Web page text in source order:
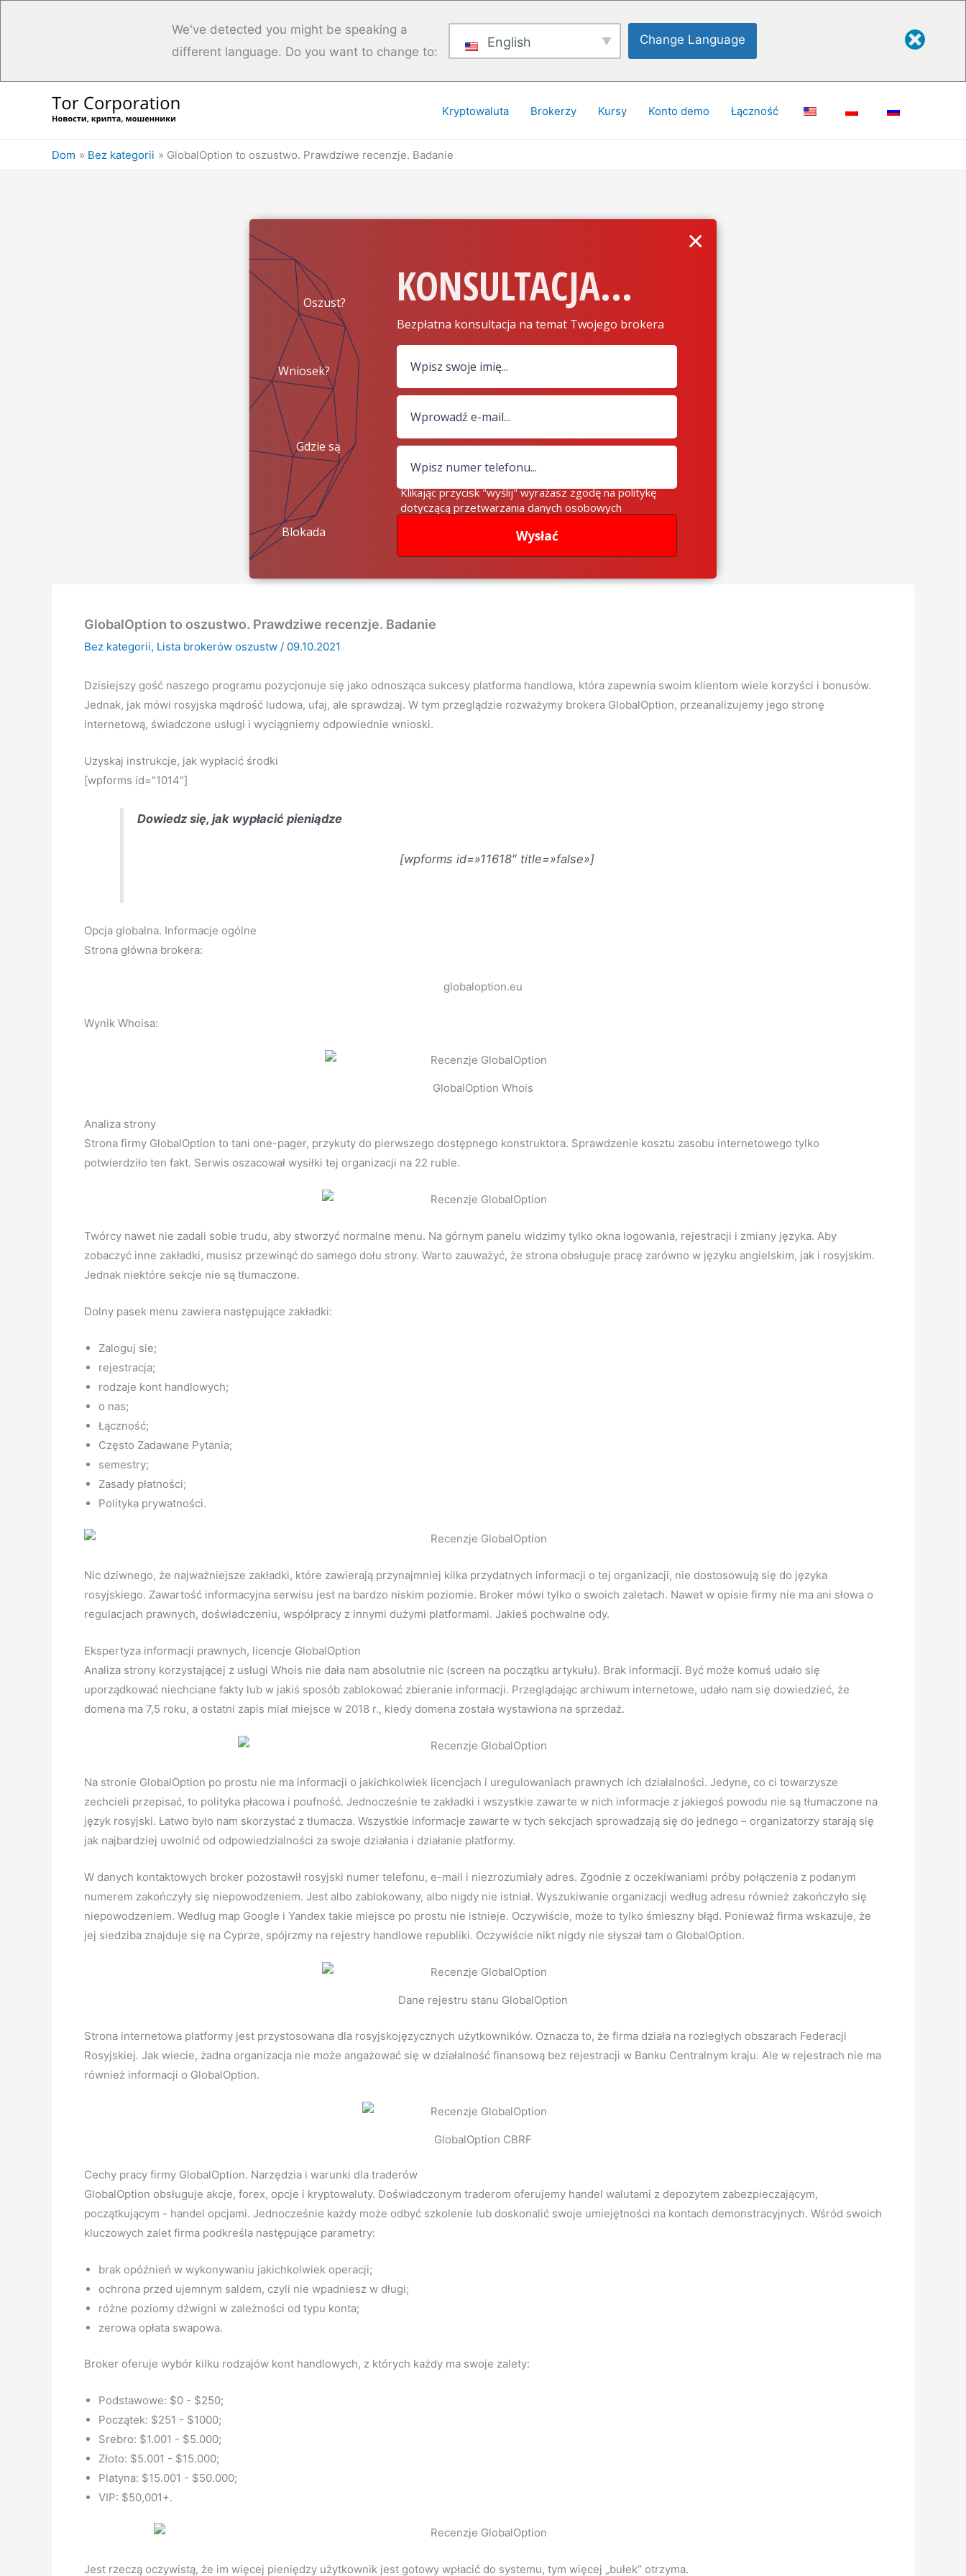
We've detected you might be speaking a
different language. Do you want to change to:
English Change Language
Kryptowaluta Brokerzy Kursy Konto demo Łączność
Dom Bez kategorii GlobalOption to oszustwo. Prawdziwe recenzje. Badanie
KONSULTACJA...
Bezpłatna konsultacja na temat Twojego brokera
Oszust?
Wniosek?
Gdzie są
pieniądze?
Blokada
Wysłać
×
Klikając przycisk "wyślij" wyrażasz zgodę na politykę
dotyczącą przetwarzania danych osobowych
GlobalOption to oszustwo. Prawdziwe recenzje. Badanie
Bez kategorii, Lista brokerów oszustw / 09.10.2021
Dzisiejszy gość naszego programu pozycjonuje się jako odnosząca sukcesy platforma handlowa, która zapewnia swoim klientom wiele korzyści i bonusów.
Jednak, jak mówi rosyjska mądrość ludowa, ufaj, ale sprawdzaj. W tym przeglądzie rozważymy brokera GlobalOption, przeanalizujemy jego stronę
internetową, świadczone usługi i wyciągniemy odpowiednie wnioski.
Uzyskaj instrukcje, jak wypłacić środki
[wpforms id="1014"]
Dowiedz się, jak wypłacić pieniądze
[wpforms id=»11618″ title=»false»]
Opcja globalna. Informacje ogólne
Strona główna brokera:
globaloption.eu
Wynik Whoisa:
GlobalOption Whois
Analiza strony
Strona firmy GlobalOption to tani one-pager, przykuty do pierwszego dostępnego konstruktora. Sprawdzenie kosztu zasobu internetowego tylko
potwierdziło ten fakt. Serwis oszacował wysiłki tej organizacji na 22 ruble.
Twórcy nawet nie zadali sobie trudu, aby stworzyć normalne menu. Na górnym panelu widzimy tylko okna logowania, rejestracji i zmiany języka. Aby
zobaczyć inne zakładki, musisz przewinąć do samego dołu strony. Warto zauważyć, że strona obsługuje pracę zarówno w języku angielskim, jak i rosyjskim.
Jednak niektóre sekcje nie są tłumaczone.
Dolny pasek menu zawiera następujące zakładki:
Zaloguj sie;
rejestracja;
rodzaje kont handlowych;
o nas;
Łączność;
Często Zadawane Pytania;
semestry;
Zasady płatności;
Polityka prywatności.
Nic dziwnego, że najważniejsze zakładki, które zawierają przynajmniej kilka przydatnych informacji o tej organizacji, nie dostosowują się do języka
rosyjskiego. Zawartość informacyjna serwisu jest na bardzo niskim poziomie. Broker mówi tylko o swoich zaletach. Nawet w opisie firmy nie ma ani słowa o
regulacjach prawnych, doświadczeniu, współpracy z innymi dużymi platformami. Jakieś pochwalne ody.
Ekspertyza informacji prawnych, licencje GlobalOption
Analiza strony korzystającej z usługi Whois nie dała nam absolutnie nic (screen na początku artykułu). Brak informacji. Być może komuś udało się
uporządkować niechciane fakty lub w jakiś sposób zablokować zbieranie informacji. Przeglądając archiwum internetowe, udało nam się dowiedzieć, że
domena ma 7,5 roku, a ostatni zapis miał miejsce w 2018 r., kiedy domena została wystawiona na sprzedaż.
Na stronie GlobalOption po prostu nie ma informacji o jakichkolwiek licencjach i uregulowaniach prawnych ich działalności. Jedyne, co ci towarzysze
zechcieli przepisać, to polityka płacowa i poufność. Jednocześnie te zakładki i wszystkie zawarte w nich informacje z jakiegoś powodu nie są tłumaczone na
język rosyjski. Łatwo było nam skorzystać z tłumacza. Wszystkie informacje zawarte w tych sekcjach sprowadzają się do jednego – organizatorzy starają się
jak najbardziej uwolnić od odpowiedzialności za swoje działania i działanie platformy.
W danych kontaktowych broker pozostawił rosyjski numer telefonu, e-mail i niezrozumiały adres. Zgodnie z oczekiwaniami próby połączenia z podanym
numerem zakończyły się niepowodzeniem. Jest albo zablokowany, albo nigdy nie istniał. Wyszukiwanie organizacji według adresu również zakończyło się
niepowodzeniem. Według map Google i Yandex takie miejsce po prostu nie istnieje. Oczywiście, może to tylko śmieszny błąd. Ponieważ firma wskazuje, że
jej siedziba znajduje się na Cyprze, spójrzmy na rejestry handlowe republiki. Oczywiście nikt nigdy nie słyszał tam o GlobalOption.
Dane rejestru stanu GlobalOption
Strona internetowa platformy jest przystosowana dla rosyjskojęzycznych użytkowników. Oznacza to, że firma działa na rozległych obszarach Federacji
Rosyjskiej. Jak wiecie, żadna organizacja nie może angażować się w działalność finansową bez rejestracji w Banku Centralnym kraju. Ale w rejestrach nie ma
również informacji o GlobalOption.
GlobalOption CBRF
Cechy pracy firmy GlobalOption. Narzędzia i warunki dla traderów
GlobalOption obsługuje akcje, forex, opcje i kryptowaluty. Doświadczonym traderom oferujemy handel walutami z depozytem zabezpieczającym,
początkującym - handel opcjami. Jednocześnie każdy może odbyć szkolenie lub doskonalić swoje umiejętności na kontach demonstracyjnych. Wśród swoich
kluczowych zalet firma podkreśla następujące parametry:
brak opóźnień w wykonywaniu jakichkolwiek operacji;
ochrona przed ujemnym saldem, czyli nie wpadniesz w długi;
różne poziomy dźwigni w zależności od typu konta;
zerowa opłata swapowa.
Broker oferuje wybór kilku rodzajów kont handlowych, z których każdy ma swoje zalety:
Podstawowe: $0 - $250;
Początek: $251 - $1000;
Srebro: $1.001 - $5.000;
Złoto: $5.001 - $15.000;
Platyna: $15.001 - $50.000;
VIP: $50,001+.
Jest rzeczą oczywistą, że im więcej pieniędzy użytkownik jest gotowy wpłacić do systemu, tym więcej „bułek” otrzyma.